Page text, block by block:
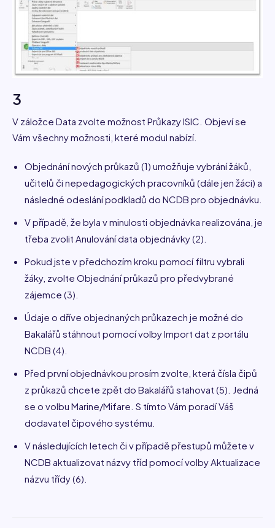
3
V záložce Data zvolte možnost Průkazy ISIC. Objeví se
Vám všechny možnosti, které modul nabízí.
Objednání nových průkazů (1) umožňuje vybrání žáků,
učitelů či nepedagogických pracovníků (dále jen žáci) a
následné odeslání podkladů do NCDB pro objednávku.
V případě, že byla v minulosti objednávka realizována, je
třeba zvolit Anulování data objednávky (2).
Pokud jste v předchozím kroku pomocí filtru vybrali
žáky, zvolte Objednání průkazů pro předvybrané
zájemce (3).
Údaje o dříve objednaných průkazech je možné do
Bakalářů stáhnout pomocí volby Import dat z portálu
NCDB (4).
Před první objednávkou prosím zvolte, která čísla čipů
z průkazů chcete zpět do Bakalářů stahovat (5). Jedná
se o volbu Marine/Mifare. S tímto Vám poradí Váš
dodavatel čipového systému.
V následujících letech či v případě přestupů můžete v
NCDB aktualizovat názvy tříd pomocí volby Aktualizace
názvu třídy (6).